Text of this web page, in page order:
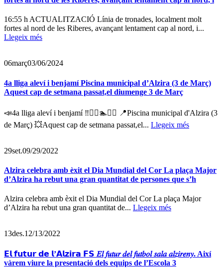
16:55 h ACTUALITZACIÓ Línia de tronades, localment molt
fortes al nord de les Riberes, avançant lentament cap al nord, i...
Llegeix més
06març03/06/2024
4a lliga aleví i benjamí Piscina municipal d’Alzira (3 de Març)
Aquest cap de setmana passat,el diumenge 3 de Març
📣4a lliga aleví i benjamí ‼️🏊‍♀️🏊💛💙 📍Piscina municipal d'Alzira (3
de Març) 💥Aquest cap de setmana passat,el... Llegeix més
29set.09/29/2022
Alzira celebra amb èxit el Dia Mundial del Cor La plaça Major
d’Alzira ha rebut una gran quantitat de persones que s’h
Alzira celebra amb èxit el Dia Mundial del Cor La plaça Major
d’Alzira ha rebut una gran quantitat de... Llegeix més
13des.12/13/2022
𝗘𝗹 𝗳𝘂𝘁𝘂𝗿 𝗱𝗲 𝗹’𝗔𝗹𝘇𝗶𝗿𝗮 𝗙𝗦 𝐸𝑙 𝑓𝑢𝑡𝑢𝑟 𝑑𝑒𝑙 𝑓𝑢𝑡𝑏𝑜𝑙 𝑠𝑎𝑙𝑎 𝑎𝑙𝑧𝑖𝑟𝑒𝑛𝑦. Així
vàrem viure la presentació dels equips de l’Escola 3